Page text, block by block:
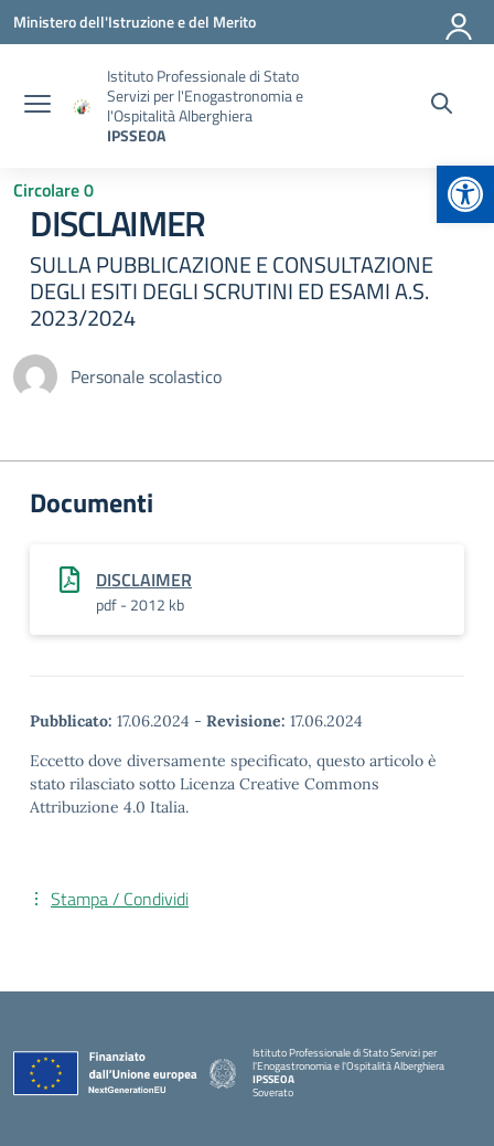
Vai ai contenuti
Vai al menu di navigazione
Vai al footer
Ministero dell'Istruzione e del Merito
Istituto Professionale di Stato
Servizi per l'Enogastronomia e
l'Ospitalità Alberghiera
IPSSEOA
Circolare 0
DISCLAIMER
SULLA PUBBLICAZIONE E CONSULTAZIONE
DEGLI ESITI DEGLI SCRUTINI ED ESAMI A.S.
2023/2024
Personale scolastico
Documenti
DISCLAIMER
pdf - 2012 kb
Pubblicato: 17.06.2024 - Revisione: 17.06.2024
Eccetto dove diversamente specificato, questo articolo è
stato rilasciato sotto Licenza Creative Commons
Attribuzione 4.0 Italia.
Stampa / Condividi
Istituto Professionale di Stato Servizi per
l'Enogastronomia e l'Ospitalità Alberghiera
IPSSEOA
Soverato